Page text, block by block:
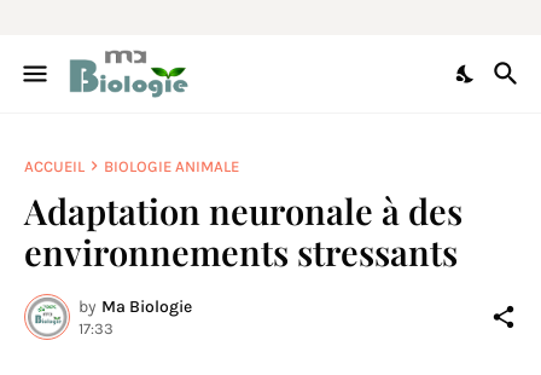
ACCUEIL BIOLOGIE ANIMALE
Adaptation neuronale à des
environnements stressants
by Ma Biologie
17:33